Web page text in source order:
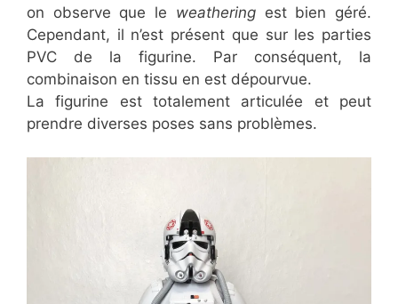
on observe que le weatheringest bien géré.
Cependant, il n’est présent que sur les parties
PVC de la figurine. Par conséquent, la
combinaison en tissu en est dépourvue.
La figurine est totalement articulée et peut
prendre diverses poses sans problèmes.